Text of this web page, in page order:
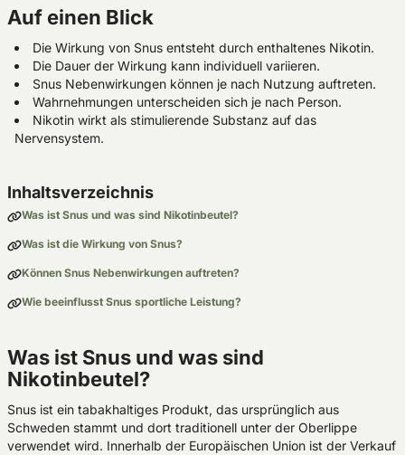
Auf einen Blick
Die Wirkung von Snus entsteht durch enthaltenes Nikotin.
Die Dauer der Wirkung kann individuell variieren.
Snus Nebenwirkungen können je nach Nutzung auftreten.
Wahrnehmungen unterscheiden sich je nach Person.
Nikotin wirkt als stimulierende Substanz auf das
Nervensystem.
Inhaltsverzeichnis
Was ist Snus und was sind Nikotinbeutel?
Was ist die Wirkung von Snus?
Können Snus Nebenwirkungen auftreten?
Wie beeinflusst Snus sportliche Leistung?
Was ist Snus und was sind
Nikotinbeutel?
Snus ist ein tabakhaltiges Produkt, das ursprünglich aus
Schweden stammt und dort traditionell unter der Oberlippe
verwendet wird. Innerhalb der Europäischen Union ist der Verkauf